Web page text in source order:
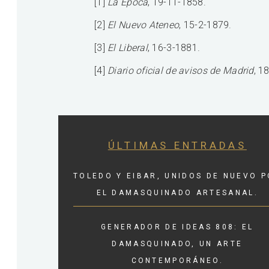
[2] El Nuevo Ateneo, 15-2-1879.
[3] El Liberal, 16-3-1881.
[4] Diario oficial de avisos de Madrid,
ÚLTIMAS ENTRADAS
TOLEDO Y EIBAR, UNIDOS DE NUEVO
EL DAMASQUINADO ARTESANAL.
GENERADOR DE IDEAS 808: EL
DAMASQUINADO, UN ARTE
CONTEMPORÁNEO.